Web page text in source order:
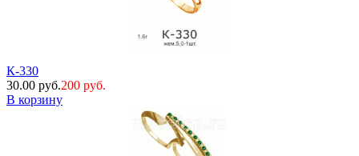
К-330
30.00 руб.200 руб.
В корзину